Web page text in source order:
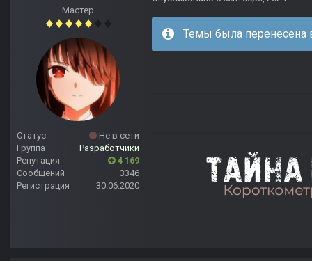
Мастер
Статус
Не в сети
Группа
Разработчики
Репутация
4 169
Сообщений
3346
Регистрация
30.06.2020
Темы была перенесена